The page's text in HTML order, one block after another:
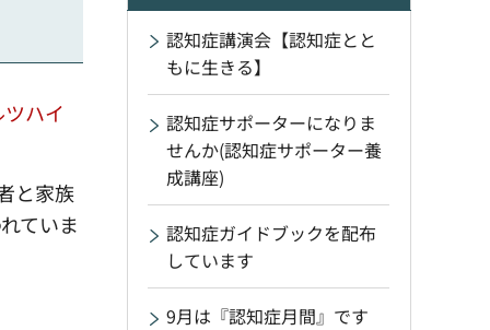
ハイ
と家族
ていま
認知症講演会【認知症とと
もに生きる】
認知症サポーターになりま
せんか(認知症サポーター養
成講座)
認知症ガイドブックを配布
しています
9月は『認知症月間』です